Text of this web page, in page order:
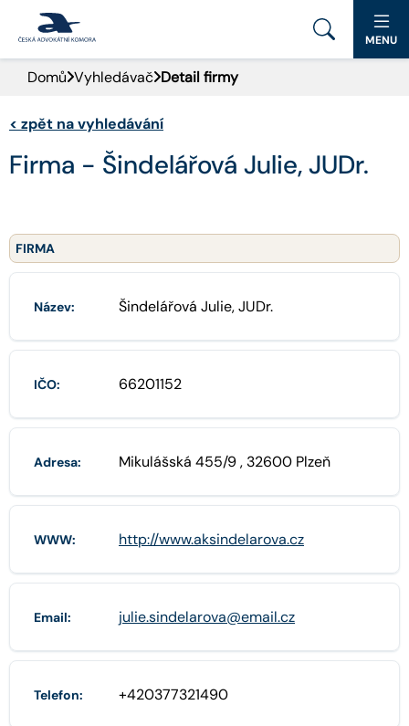
PORTÁL ČAK
DOMŮ
AKTUALITY
PRO VEŘEJNOST
ADVOKÁTNÍ DENÍK
MENU
Domů Vyhledávač Detail firmy
< zpět na vyhledávání
Firma - Šindelářová Julie, JUDr.
FIRMA
Název: Šindelářová Julie, JUDr.
IČO: 66201152
Adresa: Mikulášská 455/9 , 32600 Plzeň
WWW: http://www.aksindelarova.cz
Email: julie.sindelarova@email.cz
Telefon: +420377321490